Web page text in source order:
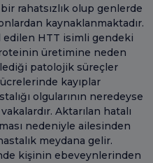
rahatsızlık olup genlerde
kaynaklanmaktadır.
edilen HTT isimli gendeki
üretimine neden
patolojik süreçler
kayıplar
olgularının neredeyse
Aktarılan hatalı
nedeniyle ailesinden
meydana gelir.
kişinin ebeveynlerinden